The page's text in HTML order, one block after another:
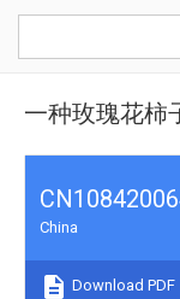
一种玫瑰花柿
China
Download PDF